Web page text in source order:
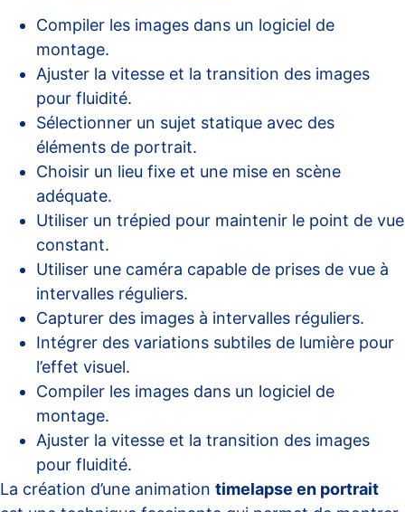
Compiler les images dans un logiciel de
montage.
Ajuster la vitesse et la transition des images
pour fluidité.
Sélectionner un sujet statique avec des
éléments de portrait.
Choisir un lieu fixe et une mise en scène
adéquate.
Utiliser un trépied pour maintenir le point de vue
constant.
Utiliser une caméra capable de prises de vue à
intervalles réguliers.
Capturer des images à intervalles réguliers.
Intégrer des variations subtiles de lumière pour
l’effet visuel.
Compiler les images dans un logiciel de
montage.
Ajuster la vitesse et la transition des images
pour fluidité.
La création d’une animation timelapse en portrait